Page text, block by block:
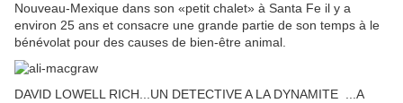
Nouveau-Mexique dans son «petit chalet» à Santa Fe il y a
environ 25 ans et consacre une grande partie de son temps à le
bénévolat pour des causes de bien-être animal.
DAVID LOWELL RICH...UN DETECTIVE A LA DYNAMITE ...A